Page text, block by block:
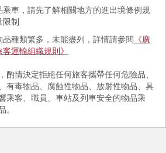
車，請先了解相關地方的進出境條例規
制
種類繁多，未能盡列，詳情請參閱
《廣
運輸組織規則》
酌情決定拒絕任何旅客攜帶任何危險品、
有毒物品、腐蝕性物品、放射性物品、具
乘客、職員、車站及列車安全的物品乘
。